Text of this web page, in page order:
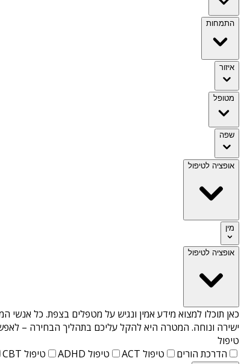
התמחות
איזור
מטופל
שפה
אופציה לטיפול
מין
אופציה לטיפול
כאן תוכלו למצוא מידע אמין ונגיש על מטפלים בצפת. כל אנשי
ישירה ונוחה. המטרה היא להקל עליכם בתהליך הבחירה –
טיפול
הדרכת הורים
טיפול ACT טיפול ADHD טיפול CBT